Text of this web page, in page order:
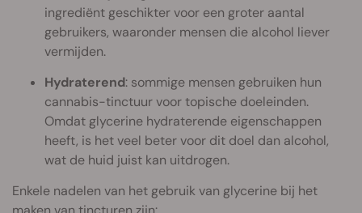
ingrediënt geschikter voor een groter aantal
gebruikers, waaronder mensen die alcohol liever
vermijden.
Hydraterend: sommige mensen gebruiken hun
cannabis-tinctuur voor topische doeleinden.
Omdat glycerine hydraterende eigenschappen
heeft, is het veel beter voor dit doel dan alcohol,
wat de huid juist kan uitdrogen.
Enkele nadelen van het gebruik van glycerine bij het